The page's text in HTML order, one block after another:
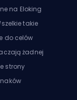
na Eloking
takie
do celów
żadnej
strony